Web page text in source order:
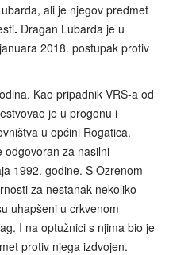
ali je njegov predmet
. Dragan Lubarda je u
2018. postupak protiv
Kao pripadnik VRS-a od
je u progonu i
u općini Rogatica.
odgovoran za nasilni
1992. godine. S Ozrenom
za nestanak nekoliko
uhapšeni u crkvenom
I na optužnici s njima bio je
protiv njega izdvojen.